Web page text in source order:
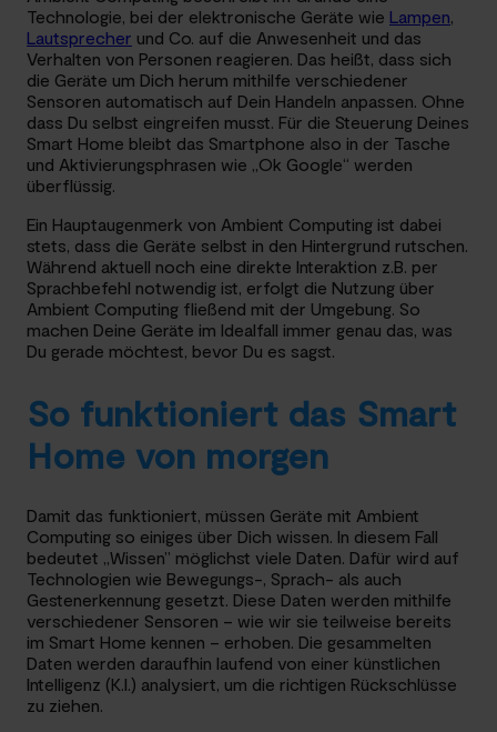
Technologie, bei der elektronische Geräte wie Lampen,
Lautsprecher und Co. auf die Anwesenheit und das
Verhalten von Personen reagieren. Das heißt, dass sich
die Geräte um Dich herum mithilfe verschiedener
Sensoren automatisch auf Dein Handeln anpassen. Ohne
dass Du selbst eingreifen musst. Für die Steuerung Deines
Smart Home bleibt das Smartphone also in der Tasche
und Aktivierungsphrasen wie „Ok Google“ werden
überflüssig.
Ein Hauptaugenmerk von Ambient Computing ist dabei
stets, dass die Geräte selbst in den Hintergrund rutschen.
Während aktuell noch eine direkte Interaktion z.B. per
Sprachbefehl notwendig ist, erfolgt die Nutzung über
Ambient Computing fließend mit der Umgebung. So
machen Deine Geräte im Idealfall immer genau das, was
Du gerade möchtest, bevor Du es sagst.
So funktioniert das Smart
Home von morgen
Damit das funktioniert, müssen Geräte mit Ambient
Computing so einiges über Dich wissen. In diesem Fall
bedeutet „Wissen” möglichst viele Daten. Dafür wird auf
Technologien wie Bewegungs-, Sprach- als auch
Gestenerkennung gesetzt. Diese Daten werden mithilfe
verschiedener Sensoren – wie wir sie teilweise bereits
im Smart Home kennen – erhoben. Die gesammelten
Daten werden daraufhin laufend von einer künstlichen
Intelligenz (K.I.) analysiert, um die richtigen Rückschlüsse
zu ziehen.